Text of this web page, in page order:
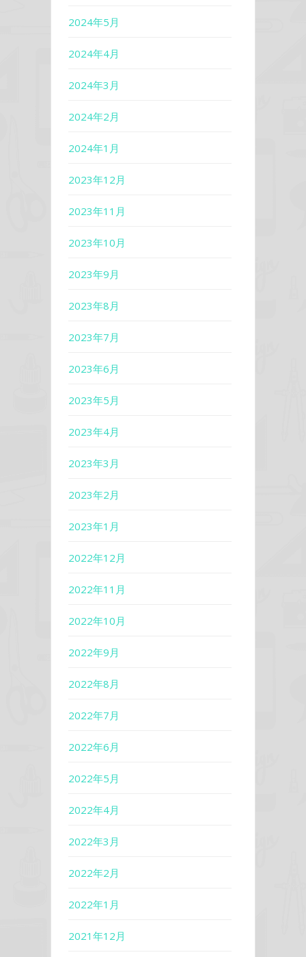
2024年5月
2024年4月
2024年3月
2024年2月
2024年1月
2023年12月
2023年11月
2023年10月
2023年9月
2023年8月
2023年7月
2023年6月
2023年5月
2023年4月
2023年3月
2023年2月
2023年1月
2022年12月
2022年11月
2022年10月
2022年9月
2022年8月
2022年7月
2022年6月
2022年5月
2022年4月
2022年3月
2022年2月
2022年1月
2021年12月